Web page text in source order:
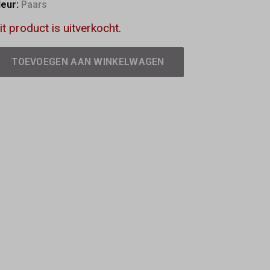
Paars
product is uitverkocht.
TOEVOEGEN AAN WINKELWAGEN